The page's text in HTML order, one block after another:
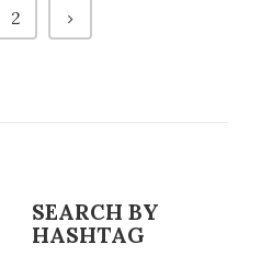
2
SEARCH BY
HASHTAG